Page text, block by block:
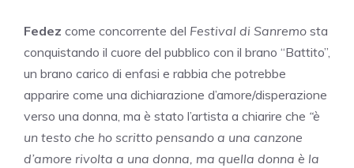
Fedez come concorrente del Festival di Sanremo sta
conquistando il cuore del pubblico con il brano “Battito”,
un brano carico di enfasi e rabbia che potrebbe
apparire come una dichiarazione d’amore/disperazione
verso una donna, ma è stato l’artista a chiarire che “è
un testo che ho scritto pensando a una canzone
d’amore rivolta a una donna, ma quella donna è la